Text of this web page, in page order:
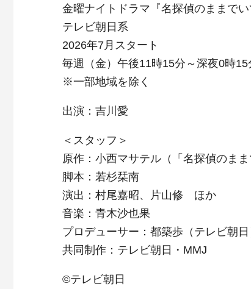
金曜ナイトドラマ『名探偵のままでい
テレビ朝日系
2026年7月スタート
毎週（金）午後11時15分～深夜0時15
※一部地域を除く
出演：吉川愛
＜スタッフ＞
原作：小西マサテル（「名探偵のま
脚本：若杉栞南
演出：村尾嘉昭、片山修 ほか
音楽：青木沙也果
プロデューサー：都築歩（テレビ朝
共同制作：テレビ朝日・MMJ
©テレビ朝日